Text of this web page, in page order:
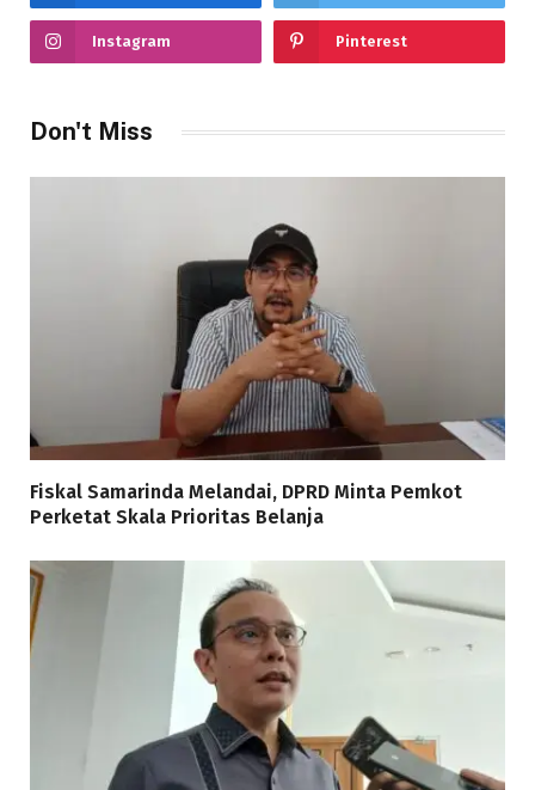
Instagram Pinterest
Don't Miss
Fiskal Samarinda Melandai, DPRD Minta Pemkot
Perketat Skala Prioritas Belanja